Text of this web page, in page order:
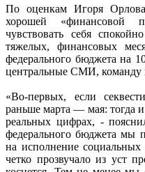
По оценкам Игоря
хорошей «финансовой
чувствовать себя
тяжелых, финансовых
федерального бюджета на
центральные СМИ, команду
«Во-первых, если
раньше марта — мая: тогда
реальных цифрах, -
федерального бюджета мы
на исполнение социальных
четко прозвучало из уст